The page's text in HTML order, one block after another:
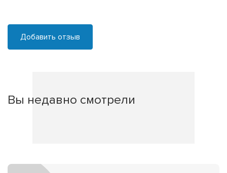
Добавить отзыв
Вы недавно смотрели